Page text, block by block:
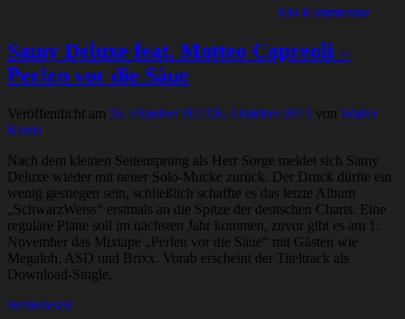
Ein Kommentar
Samy Deluxe feat. Matteo Capreoli –
Perlen vor die Säue
Veröffentlicht am 26. Oktober 201326. Oktober 2013 von Walter
Kraus
Nach dem kleinen Seitensprung als Herr Sorge meldet sich Samy
Deluxe wieder mit neuer Solo-Mucke zurück. Der Druck dürfte ein
wenig gestiegen sein, schließlich schaffte es das letzte Album
„SchwarzWeiss“ erstmals an die Spitze der deutschen Charts. Eine
reguläre Platte soll im nächsten Jahr kommen, zuvor gibt es am 1.
November das Mixtape „Perlen vor die Säue“ mit Gästen wie
Megaloh, ASD und Brixx. Vorab erscheint der Titeltrack als
Download-Single.
Weiterlesen